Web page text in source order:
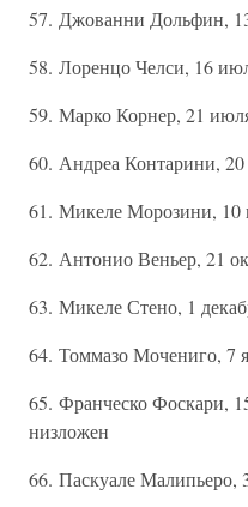
57. Джованни Дольфин,
58. Лоренцо Челси, 16
59. Марко Корнер, 21
60. Андреа Контарини,
61. Микеле Морозини,
62. Антонио Веньер, 21
63. Микеле Стено, 1
64. Томмазо Мочениго, 7
65. Франческо Фоскари,
низложен
66. Паскуале Малипьеро,